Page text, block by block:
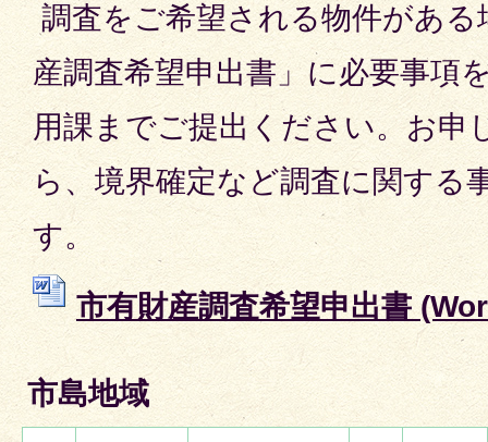
調査をご希望される物件がある
産調査希望申出書」に必要事項
用課までご提出ください。お申
ら、境界確定など調査に関する
す。
市有財産調査希望申出書
市島地域